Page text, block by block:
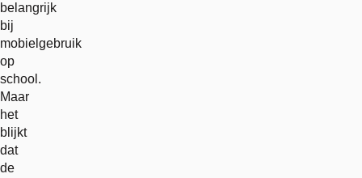
belangrijk
bij
mobielgebruik
op
school.
Maar
het
blijkt
dat
de